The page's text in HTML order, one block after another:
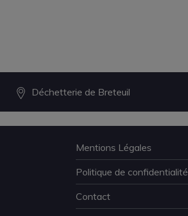
Déchetterie de Breteuil
Mentions Légales
Politique de confidentialité
Contact